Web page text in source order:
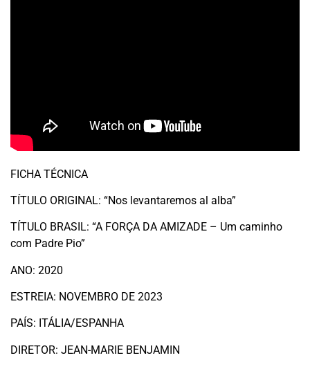
FICHA TÉCNICA
TÍTULO ORIGINAL: “Nos levantaremos al alba”
TÍTULO BRASIL: “A FORÇA DA AMIZADE – Um caminho
com Padre Pio”
ANO: 2020
ESTREIA: NOVEMBRO DE 2023
PAÍS: ITÁLIA/ESPANHA
DIRETOR: JEAN-MARIE BENJAMIN